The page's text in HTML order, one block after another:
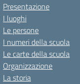
Presentazione
I luoghi
Le persone
I numeri della scuola
Le carte della scuola
Organizzazione
La storia